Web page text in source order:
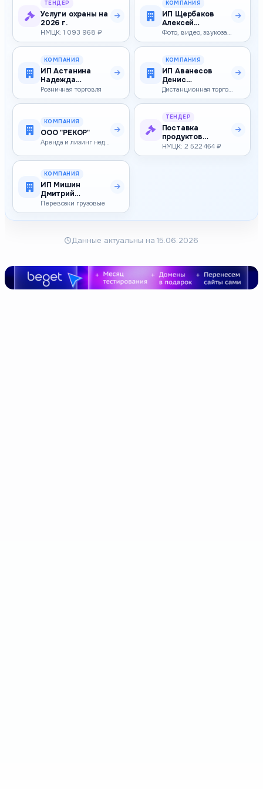
ТЕНДЕР
Услуги охраны на
2026 г.
НМЦК: 1 093 968 ₽
КОМПАНИЯ
ИП Щербаков
Алексей
Алексеевич
Фото, видео, звукозапись
КОМПАНИЯ
ИП Астанина
Надежда
Валерьевна
Розничная торговля
КОМПАНИЯ
ИП Аванесов
Денис
Альбертович
Дистанционная торговля
КОМПАНИЯ
ООО "РЕКОР"
ТЕНДЕР
Поставка
продуктов
питания
НМЦК: 2 522 464 ₽
КОМПАНИЯ
ИП Мишин
Дмитрий
Владиславович
Перевозки грузовые
Данные актуальны на 15.06.2026